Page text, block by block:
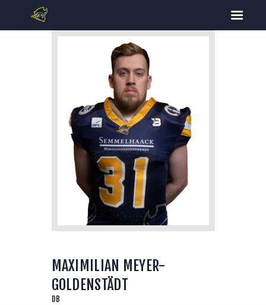
TICKETS
FOOTBALL
CHEERLEADING
SPIELPLAN
DOWNLOADS
MAXIMILIAN MEYER-
GOLDENSTÄDT
DB